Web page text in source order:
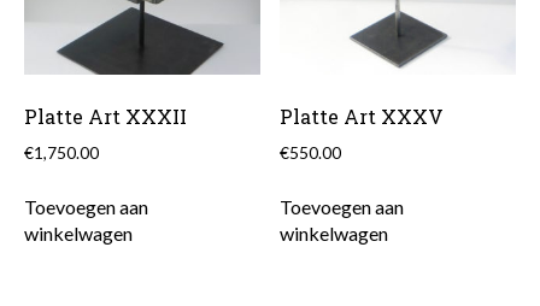
Platte Art XXXII
€1,750.00
Toevoegen aan
winkelwagen
Platte Art XXXV
€550.00
Toevoegen aan
winkelwagen